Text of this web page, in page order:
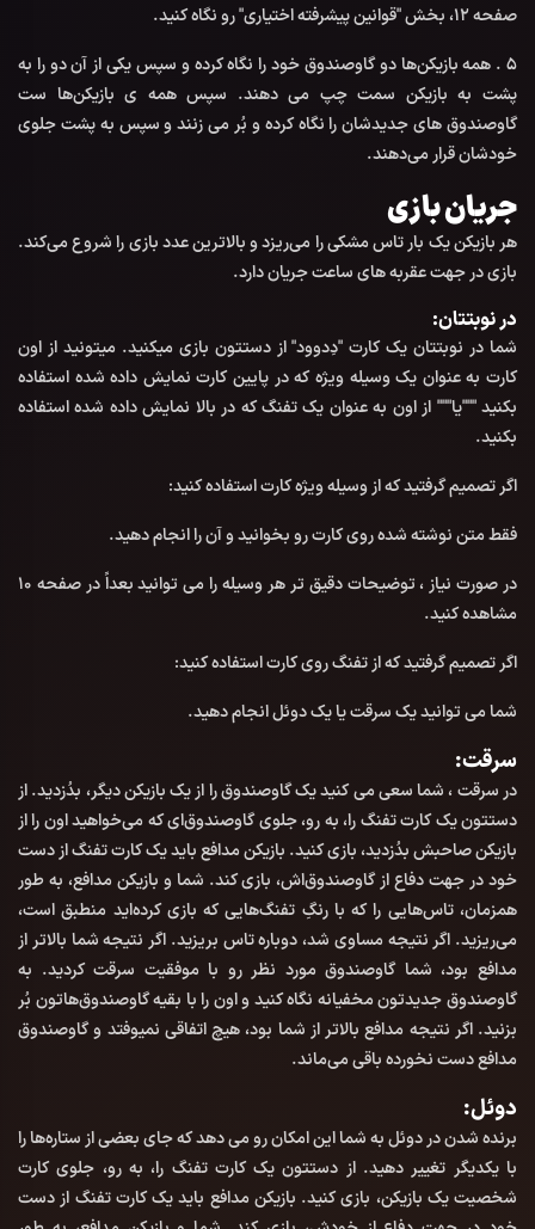
صفحه 12، بخش "قوانین پیشرفته اختیاری" رو نگاه کنید.
5 . همه بازیکن‌ها دو گاوصندوق خود را نگاه کرده و سپس یکی از آن دو را به
پشت به بازیکن سمت چپ می دهند. سپس همه ی بازیکن‌ها ست
گاوصندوق های جدیدشان را نگاه کرده و بُر می زنند و سپس به پشت جلوی
خودشان قرار می‌دهند.
جریان بازی
هر بازیکن یک بار تاس مشکی را می‌ریزد و بالاترین عدد بازی را شروع می‌کند.
بازی در جهت عقربه های ساعت جریان دارد.
در نوبتتان:
شما در نوبتتان یک کارت "دِدوود" از دستتون بازی میکنید. میتونید از اون
کارت به عنوان یک وسیله ویژه که در پایین کارت نمایش داده شده استفاده
بکنید """یا""" از اون به عنوان یک تفنگ که در بالا نمایش داده شده استفاده
بکنید.
اگر تصمیم گرفتید که از وسیله ویژه کارت استفاده کنید:
فقط متن نوشته شده روی کارت رو بخوانید و آن را انجام دهید.
در صورت نیاز ، توضیحات دقیق تر هر وسیله را می توانید بعداً در صفحه 10
مشاهده کنید.
اگر تصمیم گرفتید که از تفنگ روی کارت استفاده کنید:
شما می توانید یک سرقت یا یک دوئل انجام دهید.
سرقت:
در سرقت ، شما سعی می کنید یک گاوصندوق را از یک بازیکن دیگر، بدُزدید. از
دستتون یک کارت تفنگ را، به رو، جلوی گاوصندوق‌ای که می‌خواهید اون را از
بازیکن صاحبش بدُزدید، بازی کنید. بازیکن مدافع باید یک کارت تفنگ از دست
خود در جهت دفاع از گاوصندوق‌اش، بازی کند. شما و بازیکن مدافع، به طور
همزمان، تاس‌هایی را که با رنگِ تفنگ‌هایی که بازی کرده‌اید منطبق است،
می‌ریزید. اگر نتیجه مساوی شد، دوباره تاس بریزید. اگر نتیجه شما بالاتر از
مدافع بود، شما گاوصندوق مورد نظر رو با موفقیت سرقت کردید. به
گاوصندوق جدیدتون مخفیانه نگاه کنید و اون را با بقیه گاوصندوق‌هاتون بُر
بزنید. اگر نتیجه مدافع بالاتر از شما بود، هیچ اتفاقی نمیوفتد و گاوصندوق
مدافع دست نخورده باقی می‌ماند.
دوئل:
برنده شدن در دوئل به شما این امکان رو می دهد که جای بعضی از ستاره‌ها را
با یکدیگر تغییر دهید. از دستتون یک کارت تفنگ را، به رو، جلوی کارت
شخصیت یک بازیکن، بازی کنید. بازیکن مدافع باید یک کارت تفنگ از دست